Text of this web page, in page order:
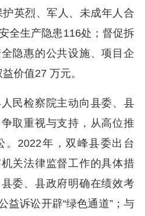
英烈、军人、未成年人合
全生产隐患116处；督促拆
隐惠的公共设施、项目企
价值27 万元。
民检察院主动向县委、县
取重视与支持，从高位推
。2022年，双峰县委出台
机关法律监督工作的具体措
委、县政府明确在绩效考
益诉讼开辟“绿色通道”；与